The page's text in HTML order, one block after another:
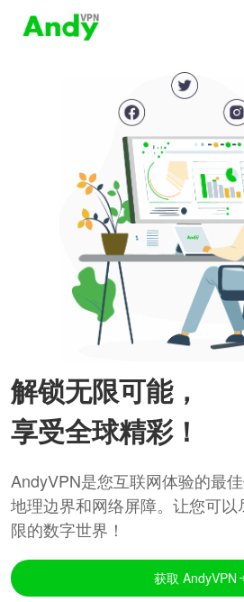
解锁无限可能，
享受全球精彩！
AndyVPN是您互联网体验的最
地理边界和网络屏障。让您可
限的数字世界！
获取 AndyVPN